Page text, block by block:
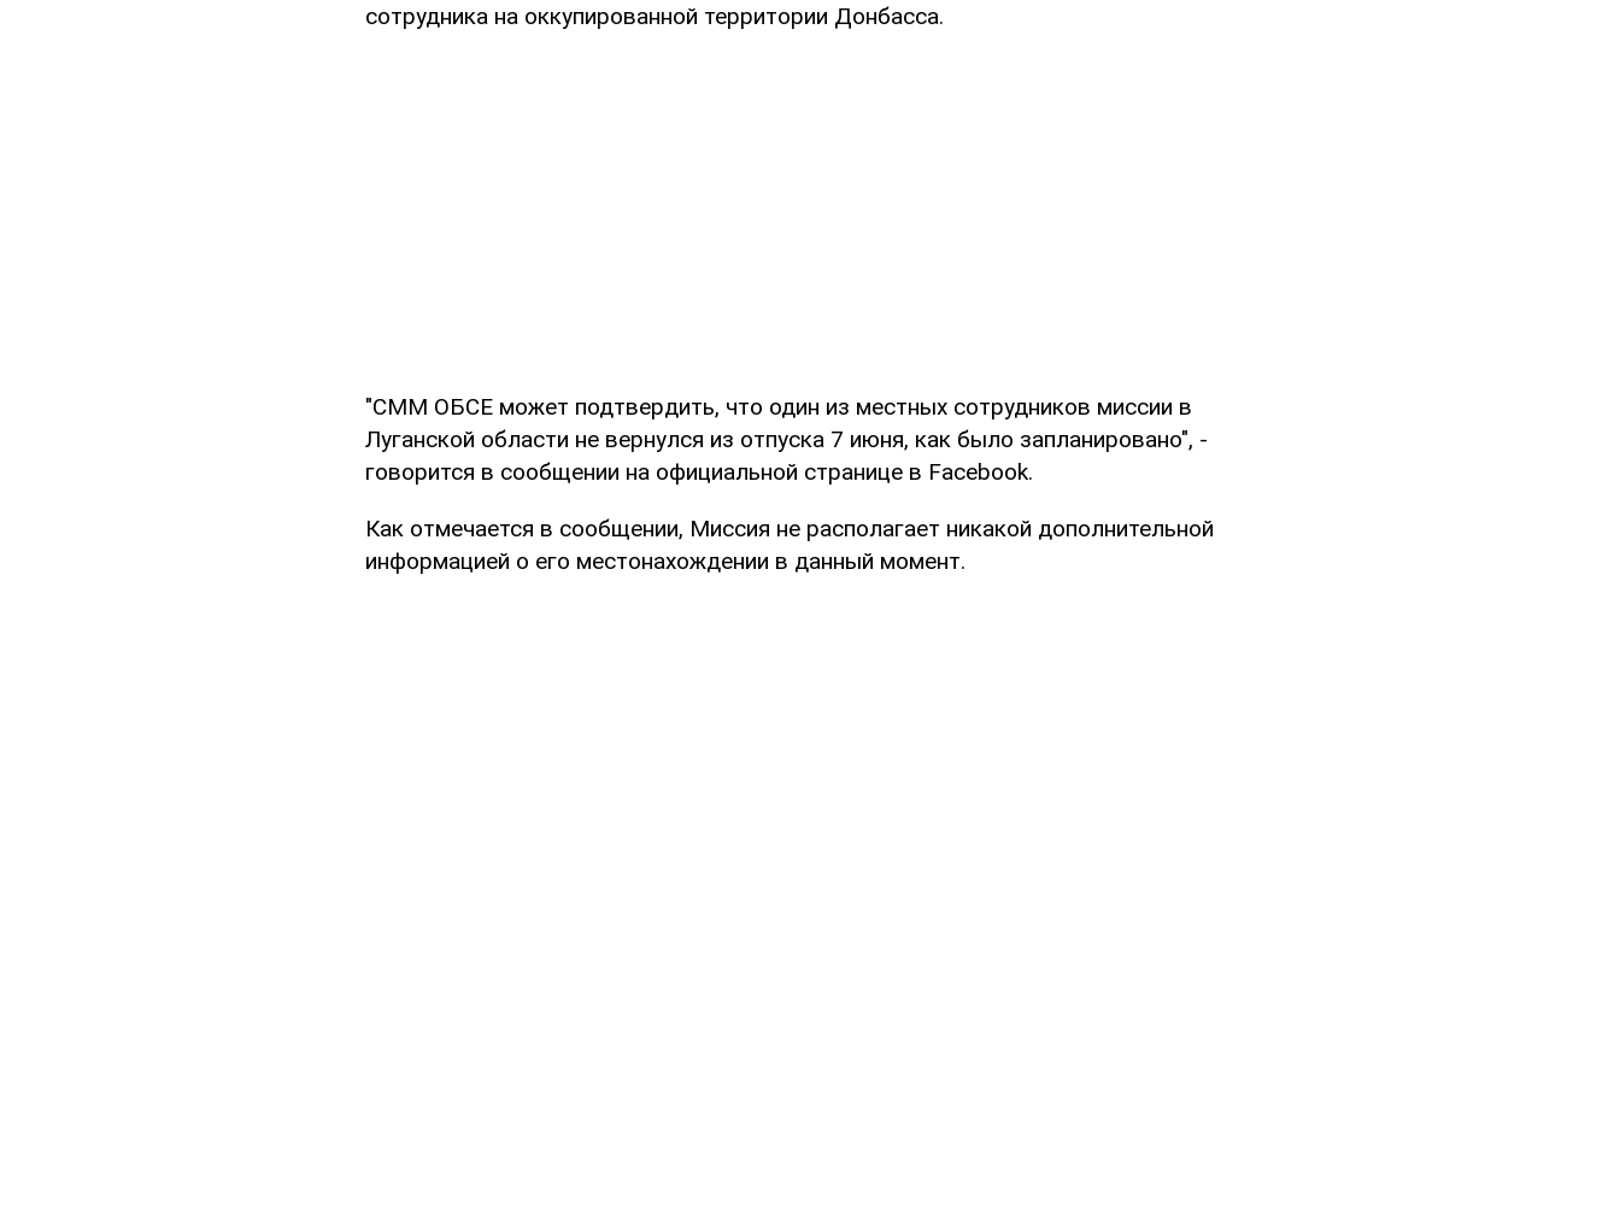
сотрудника на оккупированной территории Донбасса.
"СММ ОБСЕ может подтвердить, что один из местных сотрудников миссии в
Луганской области не вернулся из отпуска 7 июня, как было запланировано", -
говорится в сообщении на официальной странице в Facebook.
Как отмечается в сообщении, Миссия не располагает никакой дополнительной
информацией о его местонахождении в данный момент.